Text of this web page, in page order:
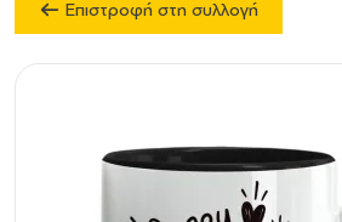
Επιστροφή στη συλλογή